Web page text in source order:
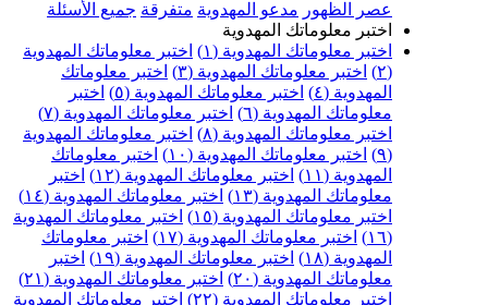
مدعو المهدوية متفرقة جميع الأسئلة
معلوماتك المهدوية
معلوماتك المهدوية (١)
اختبر معلوماتك المهدوية
اختبر معلوماتك المهدوية (٣)
اختبر معلوماتك
اختبر معلوماتك المهدوية (٥)
اختبر
المهدوية (٦)
اختبر معلوماتك المهدوية (٧)
معلوماتك المهدوية (٨)
اختبر معلوماتك المهدوية
اختبر معلوماتك المهدوية (١٠)
اختبر معلوماتك
اختبر معلوماتك المهدوية (١٢)
اختبر
المهدوية (١٣)
اختبر معلوماتك المهدوية (١٤)
معلوماتك المهدوية (١٥)
اختبر معلوماتك المهدوية
اختبر معلوماتك المهدوية (١٧)
اختبر معلوماتك
اختبر معلوماتك المهدوية (١٩)
اختبر
المهدوية (٢٠)
اختبر معلوماتك المهدوية (٢١)
معلوماتك المهدوية (٢٢)
اختبر معلوماتك المهدوية